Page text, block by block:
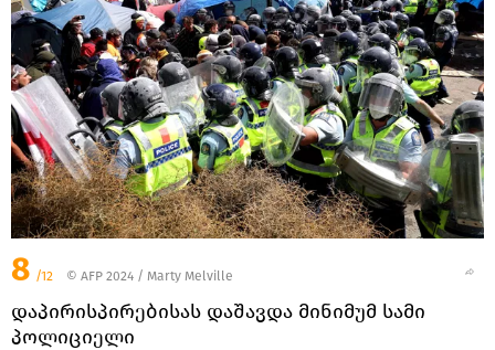
8 /12 © AFP 2024 / Marty Melville
დაპირისპირებისას დაშავდა მინიმუმ სამი
პოლიციელი